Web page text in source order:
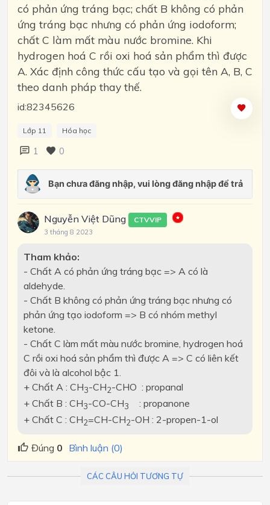
có phản ứng tráng bạc; chất B không có phản
ứng tráng bạc nhưng có phản ứng iodoform;
chất C làm mất màu nước bromine. Khi
hydrogen hoá C rồi oxi hoá sản phẩm thì được
A. Xác định công thức cấu tạo và gọi tên A, B, C
theo danh pháp thay thế.
id:82345626
Lớp 11 Hóa học
1 0
Nguyễn Việt Dũng CTVVIP
3 tháng 8 2023
Tham khảo:
- Chất A có phản ứng tráng bạc => A có là
aldehyde.
- Chất B không có phản ứng tráng bạc nhưng có
phản ứng tạo iodoform => B có nhóm methyl
ketone.
- Chất C làm mất màu nước bromine, hydrogen hoá
C rồi oxi hoá sản phẩm thì được A => C có liên kết
đôi và là alcohol bậc 1.
+ Chất A : CH3-CH2-CHO : propanal
+ Chất B : CH3-CO-CH3
: propanone
+ Chất C : CH2=CH-CH2-OH : 2-propen-1-ol
Đúng 0 Bình luận (0)
CÁC CÂU HỎI TƯƠNG TỰ